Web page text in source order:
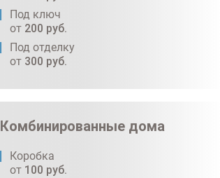
Под ключ
от 200 руб.
Под отделку
от 300 руб.
Комбинированные дома
Коробка
от 100 руб.